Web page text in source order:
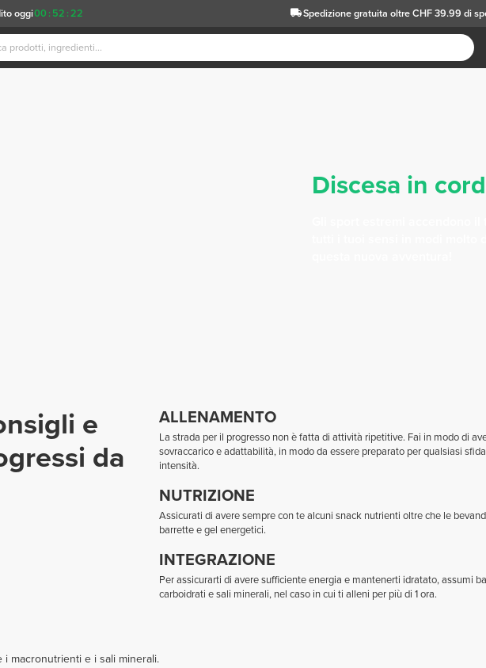
00 : 52 :22
oggi Spedizione gratuita oltre CHF 39.99 di
Discesa in
e
da
ALLENAMENTO
La strada per il progresso non è fatta di attività ripetitive. Fai in modo di
sovraccarico e adattabilità, in modo da essere preparato per qualsiasi
intensità.
NUTRIZIONE
Assicurati di avere sempre con te alcuni snack nutrienti oltre che le
barrette e gel energetici.
INTEGRAZIONE
Per assicurarti di avere sufficiente energia e mantenerti idratato, assumi
carboidrati e sali minerali, nel caso in cui ti alleni per più di 1 ora.
macronutrienti e i sali minerali.